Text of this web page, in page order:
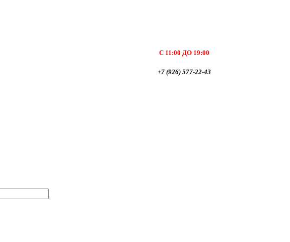
С 11:00 ДО 19:00
+7 (926) 577-22-43